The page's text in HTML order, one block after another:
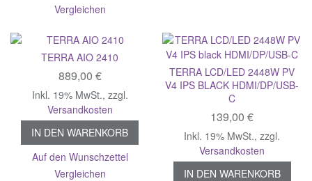
Vergleichen
TERRA AIO 2410
889,00 €
Inkl. 19% MwSt., zzgl.
Versandkosten
IN DEN WARENKORB
Auf den Wunschzettel
Vergleichen
TERRA LCD/LED 2448W PV
V4 IPS BLACK HDMI/DP/USB-
C
139,00 €
Inkl. 19% MwSt.,zzgl.
Versandkosten
IN DEN WARENKORB